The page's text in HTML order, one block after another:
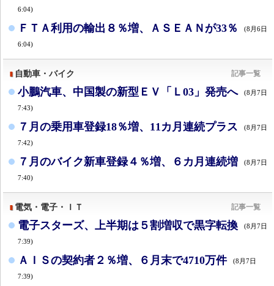
6:04)
ＦＴＡ利用の輸出８％増、ＡＳＥＡＮが33％ (8月6日
6:04)
自動車・バイク 記事一覧
小鵬汽車、中国製の新型ＥＶ「Ｌ03」発売へ (8月7日
7:43)
７月の乗用車登録18％増、11カ月連続プラス (8月7日
7:42)
７月のバイク新車登録４％増、６カ月連続増 (8月7日
7:40)
電気・電子・ＩＴ 記事一覧
電子スターズ、上半期は５割増収で黒字転換 (8月7日
7:39)
ＡＩＳの契約者２％増、６月末で4710万件 (8月7日
7:39)